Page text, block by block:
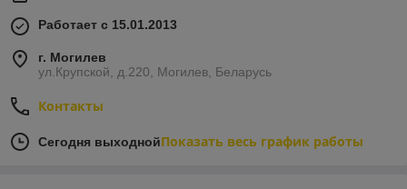
Работает с 15.01.2013
г. Могилев
ул.Крупской, д.220, Могилев, Беларусь
Контакты
Сегодня выходнойПоказать весь график работы